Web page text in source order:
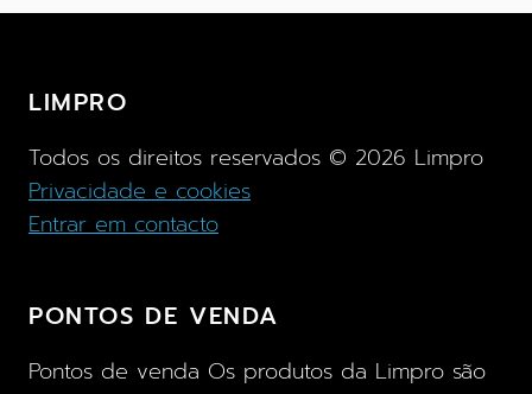
LIMPRO
Todos os direitos reservados © 2026 Limpro
Privacidade e cookies
Entrar em contacto
PONTOS DE VENDA
Pontos de venda Os produtos da Limpro são